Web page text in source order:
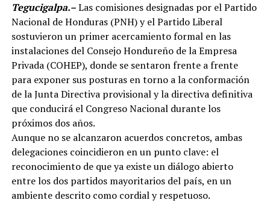
Tegucigalpa.–Las comisiones designadas por el Partido
Nacional de Honduras (PNH) y el Partido Liberal
sostuvieron un primer acercamiento formal en las
instalaciones del Consejo Hondureño de la Empresa
Privada (COHEP), donde se sentaron frente a frente
para exponer sus posturas en torno a la conformación
de la Junta Directiva provisional y la directiva definitiva
que conducirá el Congreso Nacional durante los
próximos dos años.
Aunque no se alcanzaron acuerdos concretos, ambas
delegaciones coincidieron en un punto clave: el
reconocimiento de que ya existe un diálogo abierto
entre los dos partidos mayoritarios del país, en un
ambiente descrito como cordial y respetuoso.